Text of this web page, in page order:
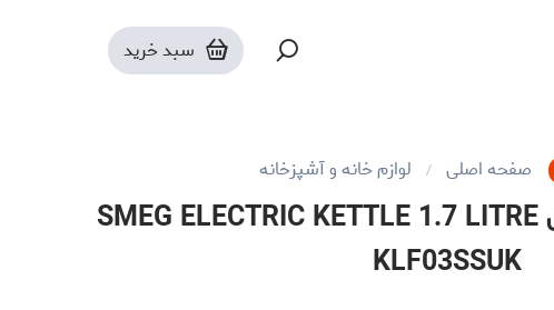
سبد خرید
صفحه اصلی لوازم خانه و آشپزخانه
کتری برقی اسمگ مدل SMEG ELECTRIC KETTLE 1.7 LITRE
KLF03SSUK